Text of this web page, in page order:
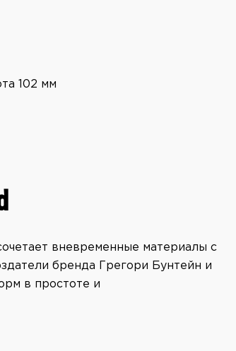
102 мм
вневременные материалы с
бренда Грегори Бунтейн и
в простоте и